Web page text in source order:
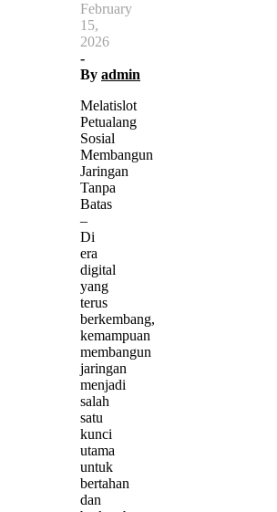
February
15,
2026
-
By admin
Melatislot
Petualang
Sosial
Membangun
Jaringan
Tanpa
Batas
–
Di
era
digital
yang
terus
berkembang,
kemampuan
membangun
jaringan
menjadi
salah
satu
kunci
utama
untuk
bertahan
dan